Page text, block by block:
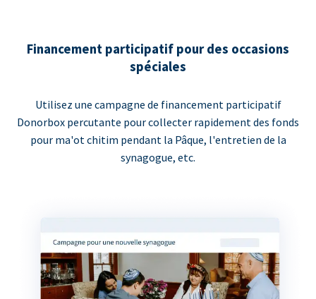
Financement participatif pour des occasions
spéciales
Utilisez une campagne de financement participatif
Donorbox percutante pour collecter rapidement des fonds
pour ma'ot chitim pendant la Pâque, l'entretien de la
synagogue, etc.